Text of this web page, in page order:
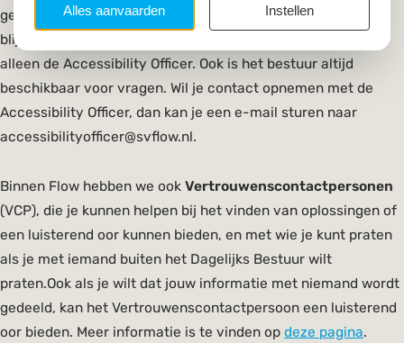
gedragen, dit jaar is dat Minou Riteco. Het gehele bestuur
blijft echter aanspreekbaar voor een gesprek, dit is niet
alleen de Accessibility Officer. Ook is het bestuur altijd
beschikbaar voor vragen. Wil je contact opnemen met de
Accessibility Officer, dan kan je een e-mail sturen naar
accessibilityofficer@svflow.nl.
Binnen Flow hebben we ook Vertrouwenscontactpersonen
(VCP), die je kunnen helpen bij het vinden van oplossingen of
een luisterend oor kunnen bieden, en met wie je kunt praten
als je met iemand buiten het Dagelijks Bestuur wilt
praten.Ook als je wilt dat jouw informatie met niemand wordt
gedeeld, kan het Vertrouwenscontactpersoon een luisterend
oor bieden. Meer informatie is te vinden op deze pagina.